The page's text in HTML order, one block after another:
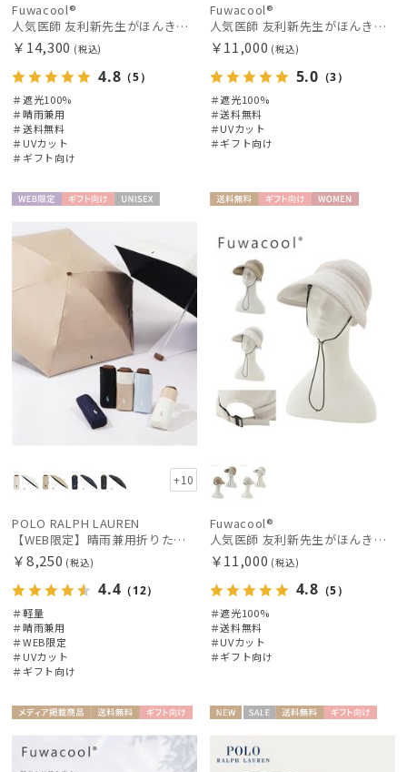
レディース メンズ キッズ
カテゴリー
ブランド
マフラー・ストール・スカーフ
帽子
手袋・アームカバー
Fuwacool®
人気医師 友利新先生がほんきで作った”絶対に忘れない誰でも日傘” 55【晴雨兼用折りたたみ日傘】フワクール® (Fuwacool®) 雨の日OK 軽量 遮光100% UV100%
￥14,300 (税込)
4.8 （5）
＃遮光100%
＃晴雨兼用
＃送料無料
＃UVカット
＃ギフト向け
Fuwacool®
人気医師 友利新先生がほんきでつくったUVカット100％帽子【遮光100％帽子】フワクール® (Fuwacool®) リボンクロッシェ
￥11,000 (税込)
5.0 （3）
＃遮光100%
＃送料無料
＃UVカット
＃ギフト向け
定
向け
+10
POLO RALPH LAUREN
【WEB限定】晴雨兼用折りたたみ日傘 ポロ ラルフ ローレン ポロポニー刺繍 POLO BEAR 雨の日OK 遮光100% 遮熱 簡単開閉 UV100% 晴雨兼用
￥8,250 (税込)
4.4 （12）
＃軽量
＃晴雨兼用
＃WEB限定
＃UVカット
＃ギフト向け
料
Fuwacool®
人気医師 友利新先生がほんきでつくったUVカット100％帽子【遮光100％帽子】フワクール® (Fuwacool®) ジョッキーサンバイザー
￥11,000 (税込)
4.8 （5）
＃遮光100%
＃送料無料
＃UVカット
＃ギフト向け
載商品
料
向け
ル
WOME
N